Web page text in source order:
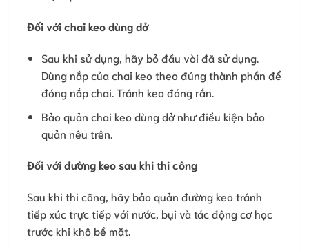
Đối với chai keo dùng dở
Sau khi sử dụng, hãy bỏ đầu vòi đã sử dụng.
Dùng nắp của chai keo theo đúng thành phần để
đóng nắp chai. Tránh keo đóng rắn.
Bảo quản chai keo dùng dở như điều kiện bảo
quản nêu trên.
Đối với đường keo sau khi thi công
Sau khi thi công, hãy bảo quản đường keo tránh
tiếp xúc trực tiếp với nước, bụi và tác động cơ học
trước khi khô bề mặt.